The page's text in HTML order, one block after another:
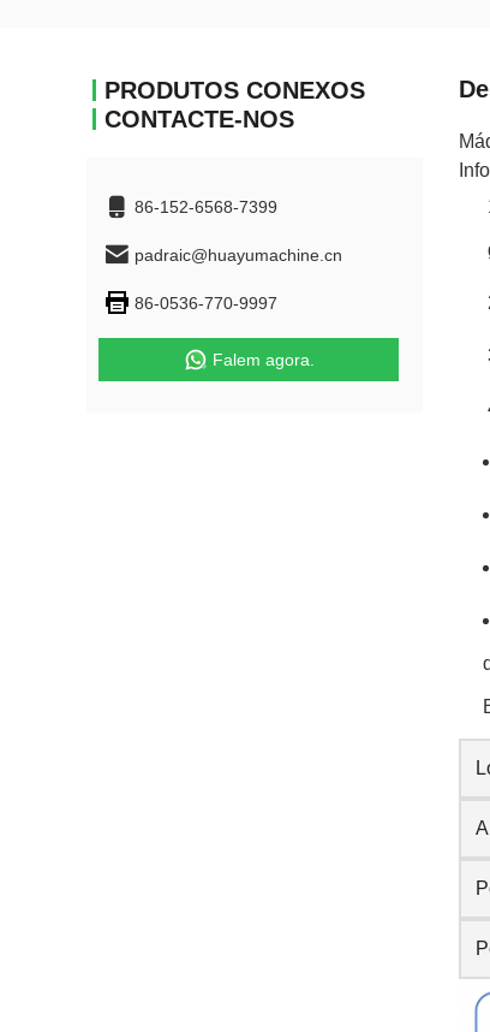
PRODUTOS CONEXOS
CONTACTE-NOS
86-152-6568-7399
padraic@huayumachine.cn
86-0536-770-9997
Falem agora.